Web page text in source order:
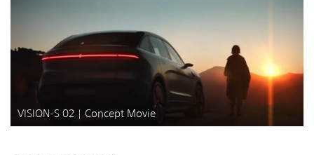
VISION-S 02 | Concept Movie